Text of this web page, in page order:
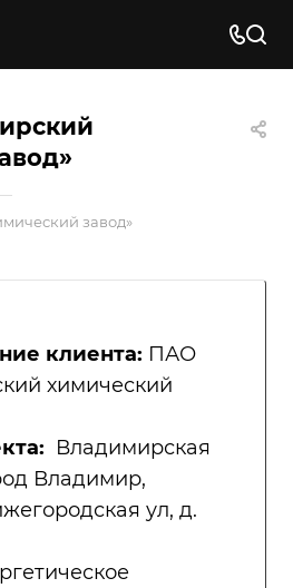
завод»
клиента: ПАО
химический
Владимирская
Владимир,
ул, д.